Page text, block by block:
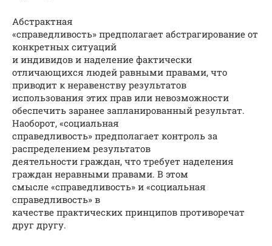
Абстрактная
«справедливость» предполагает абстрагирование от
конкретных ситуаций
и индивидов и наделение фактически
отличающихся людей равными правами, что
приводит к неравенству результатов
использования этих прав или невозможности
обеспечить заранее запланированный результат.
Наоборот, «социальная
справедливость» предполагает контроль за
распределением результатов
деятельности граждан, что требует наделения
граждан неравными правами. В этом
смысле «справедливость» и «социальная
справедливость» в
качестве практических принципов противоречат
друг другу.